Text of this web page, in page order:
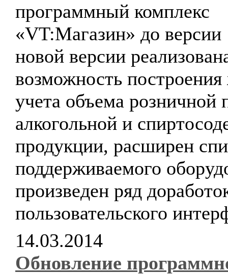
программный комплекс
«VT:Магазин» до
новой версии
возможность
учета объема розничной
алкогольной и
продукции, расширен
поддерживаемого
произведен ряд
пользовательского
14.03.2014
Обновление